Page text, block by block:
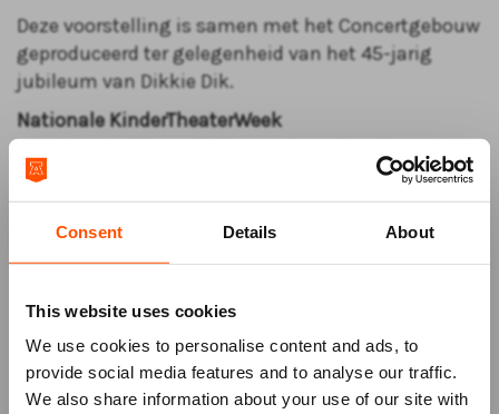
Consent Details About
This website uses cookies
We use cookies to personalise content and ads, to
provide social media features and to analyse our traffic.
We also share information about your use of our site with
Deze voorstelling is samen met het Concertgebouw
geproduceerd ter gelegenheid van het 45-jarig
jubileum van Dikkie Dik.
Nationale KinderTheaterWeek
KinderTheaterWeek: een feestelijke periode waarin
het theater volledig in het teken staat van
kinderen. Rondom de voorstelling organiseren we
extra activiteiten die het theaterbezoek nét even
een verrassing… maar dat er genoeg te ontdekken
valt, is zeker!